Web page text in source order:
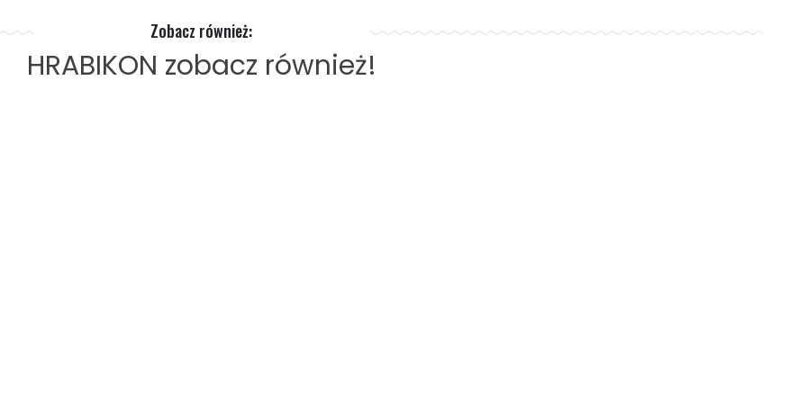
Zobacz również:
HRABIKON zobacz również!